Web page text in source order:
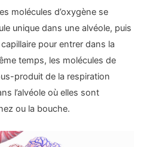
molécules d’oxygène se
unique dans une alvéole, puis
pour entrer dans la
temps, les molécules de
produit de la respiration
l’alvéole où elles sont
ou la bouche.